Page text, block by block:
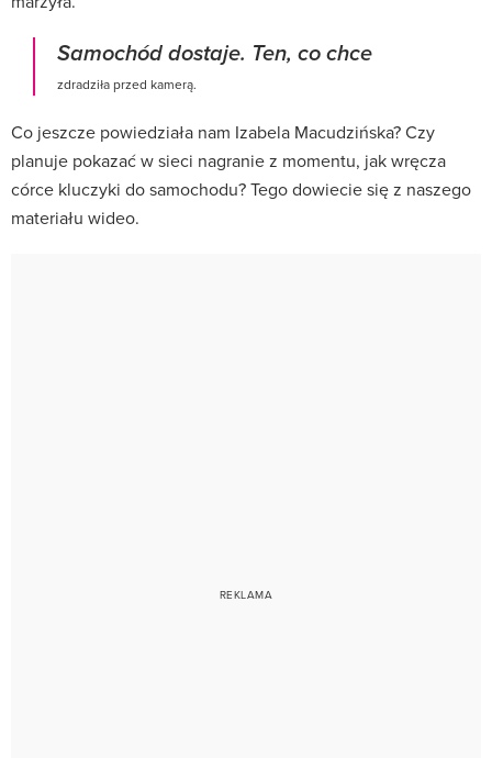
Samochód dostaje. Ten, co chce
zdradziła przed kamerą.
Co jeszcze powiedziała nam Izabela Macudzińska? Czy
planuje pokazać w sieci nagranie z momentu, jak wręcza
córce kluczyki do samochodu? Tego dowiecie się z naszego
materiału wideo.